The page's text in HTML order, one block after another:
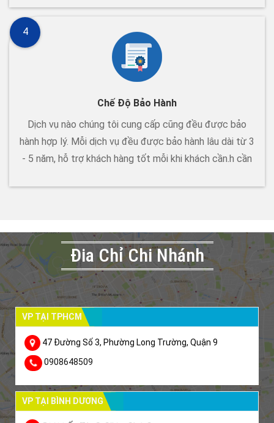
Chế Độ Bảo Hành
Dịch vụ nào chúng tôi cung cấp cũng đều được bảo
hành hợp lý. Mỗi dịch vụ đều được bảo hành lâu dài từ 3
- 5 năm, hỗ trợ khách hàng tốt mỗi khi khách cần.h cần
4
Đia Chỉ Chi Nhánh
VP TẠI TPHCM
47 Đường Số 3, Phường Long Trường, Quận 9
0908648509
VP TẠI BÌNH DƯƠNG